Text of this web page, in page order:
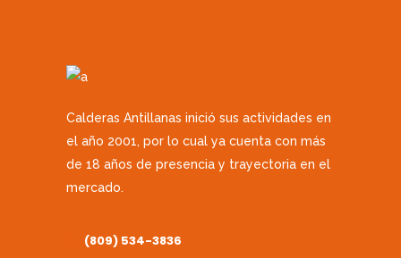
Calderas Antillanas inició sus actividades en
el año 2001, por lo cual ya cuenta con más
de 18 años de presencia y trayectoria en el
mercado.
(809) 534-3836